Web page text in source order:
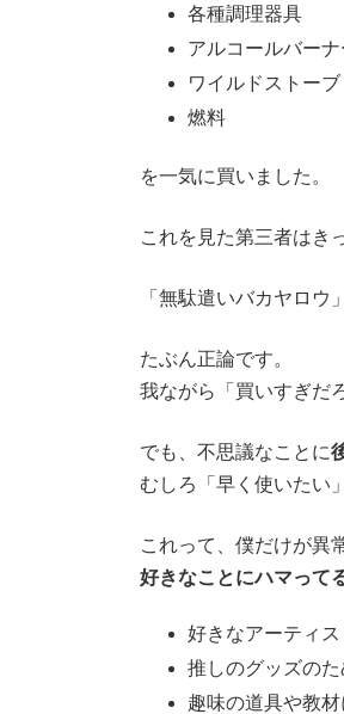
各種調理器具
アルコールバーナ
ワイルドストーブ
燃料
を一気に買いました。
これを見た第三者はき
「無駄遣いバカヤロウ
たぶん正論です。
我ながら「買いすぎだ
でも、不思議なことに
むしろ「早く使いたい
これって、僕だけが異
好きなことにハマって
好きなアーティ
推しのグッズの
趣味の道具や教